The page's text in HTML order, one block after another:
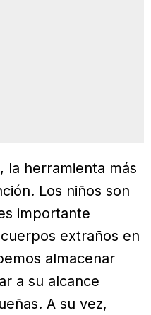
la herramienta más
Los niños son
importante
extraños en
almacenar
a su alcance
A su vez,